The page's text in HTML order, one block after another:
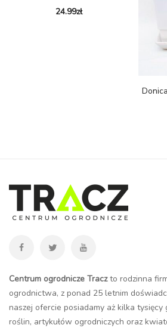
24.99zł
Centrum ogrodnicze Traczto rodzinna
ogrodnictwa, z ponad 25 letnim
naszej ofercie posiadamy aż kilka
roślin, artykułów ogrodniczych oraz